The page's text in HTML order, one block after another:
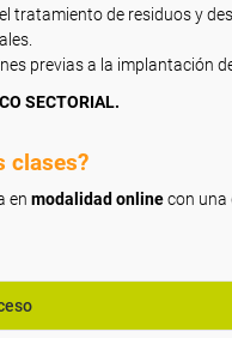
el tratamiento de residuos y
previas a la implantación
SECTORIAL.
clases?
en modalidad onlinecon una